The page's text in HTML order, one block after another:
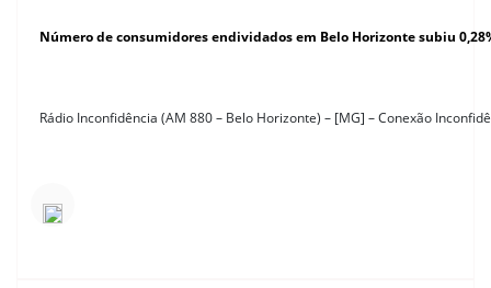
Número de consumidores endividados em Belo Horizonte subiu
Rádio Inconfidência (AM 880 – Belo Horizonte) – [MG] – Conexão